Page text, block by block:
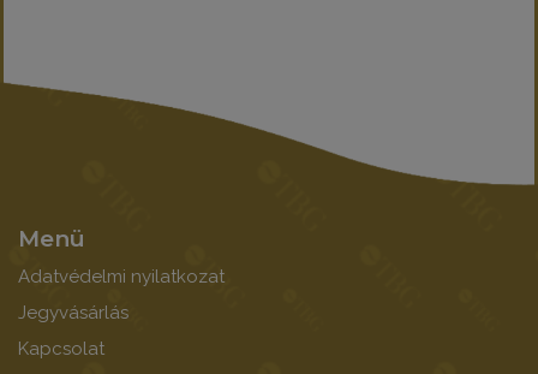
Menü
Adatvédelmi nyilatkozat
Jegyvásárlás
Kapcsolat